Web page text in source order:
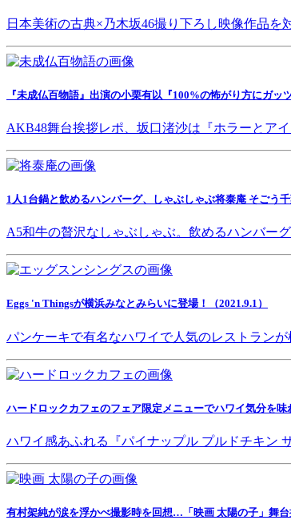
日本美術の古典×乃木坂46撮り下ろし映像作品を
『未成仏百物語』出演の小栗有以『100%の怖がり方にガッ
AKB48舞台挨拶レポ、坂口渚沙は『ホラーとア
1人1台鍋と飲めるハンバーグ、しゃぶしゃぶ将泰庵 そごう千
A5和牛の贅沢なしゃぶしゃぶ。飲めるハンバー
Eggs 'n Thingsが横浜みなとみらいに登場！（2021.9.1）
パンケーキで有名なハワイで人気のレストラン
ハードロックカフェのフェア限定メニューでハワイ気分を味
ハワイ感あふれる『パイナップル プルドチキン
有村架純が涙を浮かべ撮影時を回想…「映画 太陽の子」舞台